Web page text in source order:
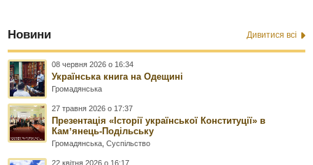
Новини Дивитися всі
08 червня 2026 о 16:34
Українська книга на Одещині
Громадянська
27 травня 2026 о 17:37
Презентація «Історії української Конституції» в
Камʼянець-Подільську
Громадянська ,Суспільство
22 квітня 2026 о 16:17